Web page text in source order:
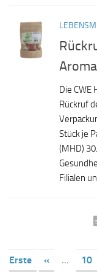
Die CWE
Rückruf
Stück je
(MHD)
Filialen
Erste
« ... 10